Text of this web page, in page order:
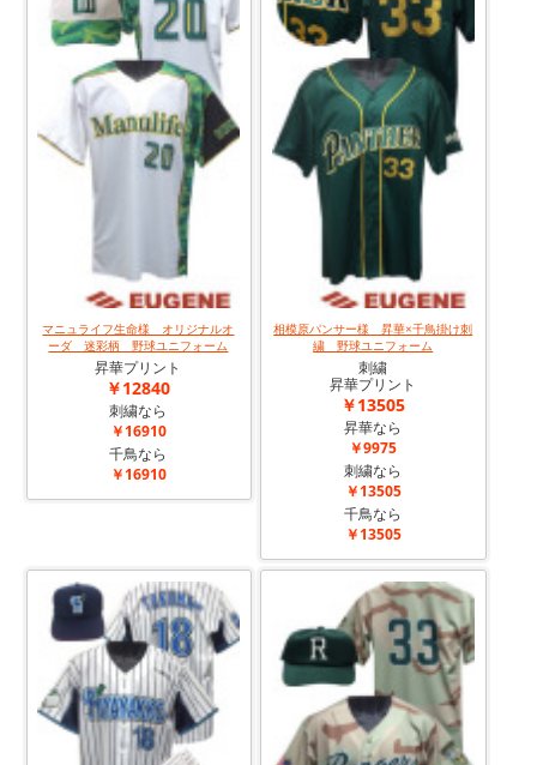
マニュライフ生命様 オリジナルオ
ーダ 迷彩柄 野球ユニフォーム
昇華プリント
￥12840
刺繍なら
￥16910
千鳥なら
￥16910
相模原パンサー様 昇華×千鳥掛け刺
繍 野球ユニフォーム
刺繍
昇華プリント
￥13505
昇華なら
￥9975
刺繍なら
￥13505
千鳥なら
￥13505